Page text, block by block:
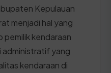
Kepulauan
menjadi hal yang
pemilik kendaraan
administratif yang
kendaraan di